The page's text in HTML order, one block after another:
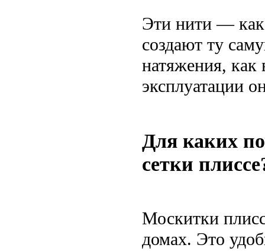
Эти нити —
создают ту
натяжения,
эксплуатации
Для каких
сетки
Москитки
домах. Это